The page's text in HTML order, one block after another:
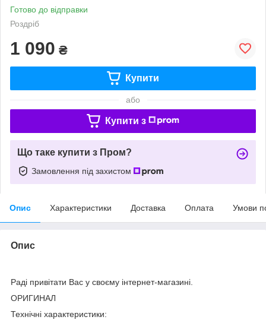
Готово до відправки
Роздріб
1 090 ₴
Купити
або
Купити з
Що таке купити з Пром?
Замовлення під захистом
Опис Характеристики Доставка Оплата Умови
Опис
Раді привітати Вас у своєму інтернет-магазині.
ОРИГИНАЛ
Технічні характеристики: